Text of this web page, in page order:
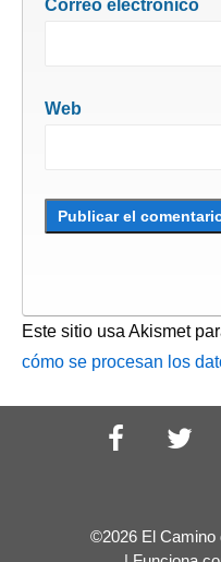
Correo electrónico
Web
Este sitio usa Akismet
cómo se procesan los
©2026 El Camino